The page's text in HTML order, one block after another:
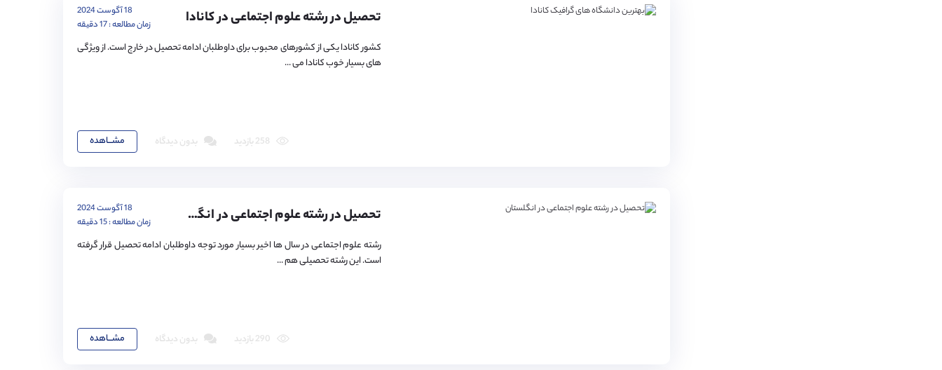
تحصیل در رشته علوم اجتماعی در کانادا
18 آگوست 2024
زمان مطالعه : 17 دقیقه
کشور کانادا یکی از کشورهای محبوب برای داوطلبان ادامه تحصیل در خارج است. از ویژگی
های بسیار خوب کانادا می ...
مشـــاهده بدون دیدگاه
تحصیل در رشته علوم اجتماعی در انگلستان
18 آگوست 2024
زمان مطالعه : 15 دقیقه
رشته علوم اجتماعی در سال ها اخیر بسیار مورد توجه داوطلبان ادامه تحصیل قرار گرفته
است. این رشته تحصیلی هم ...
مشـــاهده بدون دیدگاه